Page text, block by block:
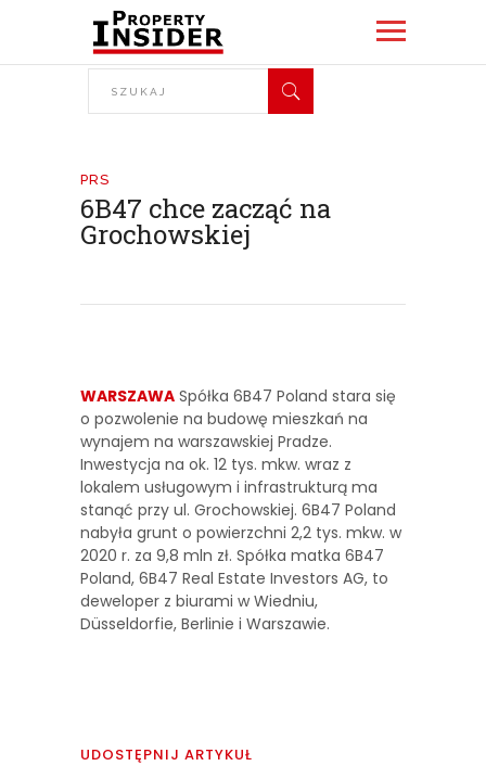
PRS
6B47 chce zacząć na
Grochowskiej
WARSZAWA Spółka 6B47 Poland stara się
o pozwolenie na budowę mieszkań na
wynajem na warszawskiej Pradze.
Inwestycja na ok. 12 tys. mkw. wraz z
lokalem usługowym i infrastrukturą ma
stanąć przy ul. Grochowskiej. 6B47 Poland
nabyła grunt o powierzchni 2,2 tys. mkw. w
2020 r. za 9,8 mln zł. Spółka matka 6B47
Poland, 6B47 Real Estate Investors AG, to
deweloper z biurami w Wiedniu,
Düsseldorfie, Berlinie i Warszawie.
UDOSTĘPNIJ ARTYKUŁ